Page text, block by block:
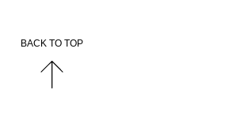
BACK TO TOP